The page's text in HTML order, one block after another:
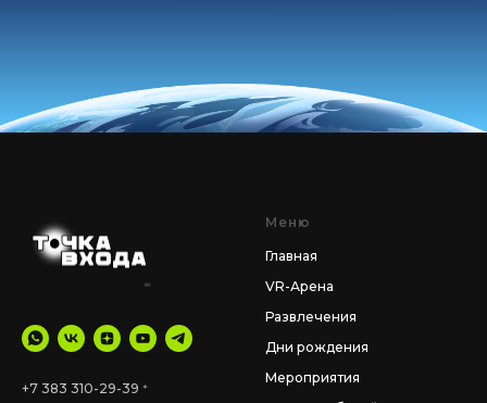
+7 383 310-29-39 *
Меню
Главная
VR-Арена
Развлечения
Дни рождения
Мероприятия